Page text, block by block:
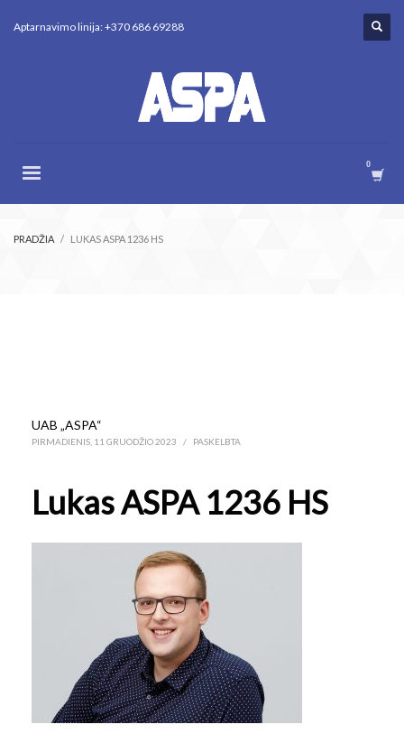
Aptarnavimo linija: +370 686 69288
PRADŽIA LUKAS ASPA 1236 HS
UAB „ASPA“
PIRMADIENIS, 11 GRUODŽIO 2023 / PASKELBTA
Lukas ASPA 1236 HS